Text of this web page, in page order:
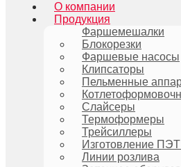
О компании
Продукция
Фаршемешалки
Блокорезки
Фаршевые насосы
Клипсаторы
Пельменные
Слайсеры
Термоформеры
Трейсиллеры
Изготовление
Линии розлива